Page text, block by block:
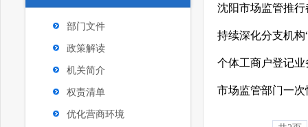
部门文件
政策解读
机关简介
权责清单
优化营商环境
沈阳市场监管推
持续深化分支机构
个体工商户登记
市场监管部门一